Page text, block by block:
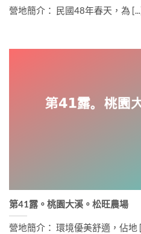
營地簡介： 民國48年春天，為
第41露。桃園大溪。松旺農場
營地簡介： 環境優美舒適，佔地